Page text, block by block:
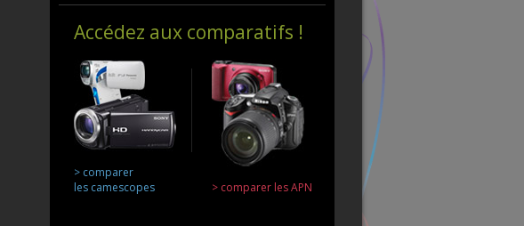
Accédez aux comparatifs !
> comparer
les camescopes
> comparer les APN